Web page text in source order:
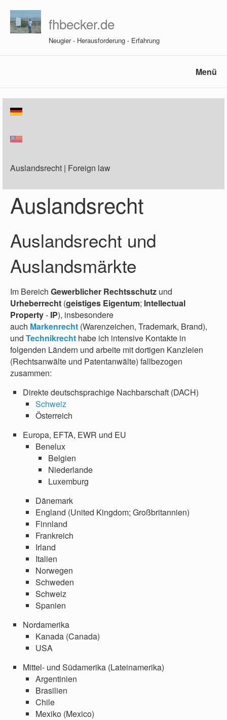
fhbecker.de
Neugier - Herausforderung - Erfahrung
Menü
Auslandsrecht | Foreign law
Auslandsrecht
Auslandsrecht und
Auslandsmärkte
Im Bereich Gewerblicher Rechtsschutz und
Urheberrecht (geistiges Eigentum; Intellectual
Property- IP), insbesondere
auch Markenrecht (Warenzeichen, Trademark, Brand),
und Technikrecht habe ich intensive Kontakte in
folgenden Ländern und arbeite mit dortigen Kanzleien
(Rechtsanwälte und Patentanwälte) fallbezogen
zusammen:
Direkte deutschsprachige Nachbarschaft (DACH)
Schweiz
Österreich
Europa, EFTA, EWR und EU
Benelux
Belgien
Niederlande
Luxemburg
Dänemark
England (United Kingdom; Großbritannien)
Finnland
Frankreich
Irland
Italien
Norwegen
Schweden
Schweiz
Spanien
Nordamerika
Kanada (Canada)
USA
Mittel- und Südamerika (Lateinamerika)
Argentinien
Brasilien
Chile
Mexiko (Mexico)